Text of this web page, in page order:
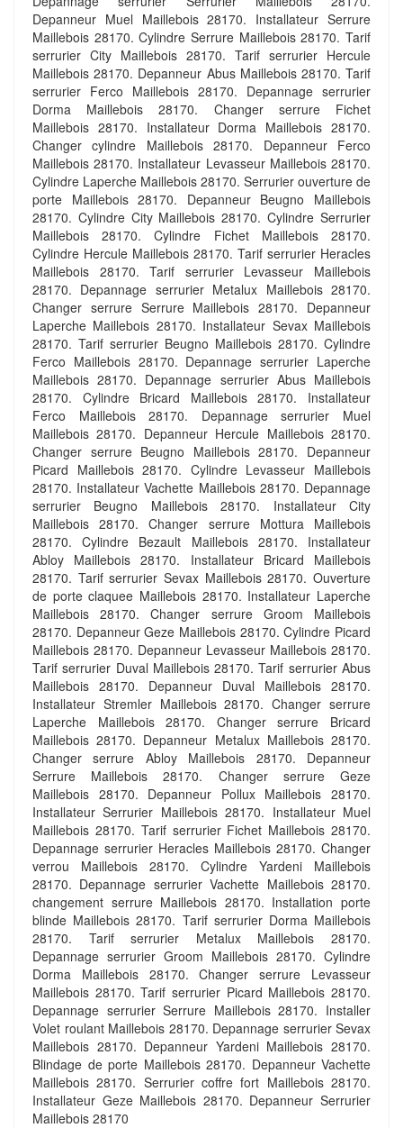
Depanneur Muel Maillebois 28170. Installateur Serrure
Maillebois 28170. Cylindre Serrure Maillebois 28170. Tarif
serrurier City Maillebois 28170. Tarif serrurier Hercule
Maillebois 28170. Depanneur Abus Maillebois 28170. Tarif
serrurier Ferco Maillebois 28170. Depannage serrurier
Dorma Maillebois 28170. Changer serrure Fichet
Maillebois 28170. Installateur Dorma Maillebois 28170.
Changer cylindre Maillebois 28170. Depanneur Ferco
Maillebois 28170. Installateur Levasseur Maillebois 28170.
Cylindre Laperche Maillebois 28170. Serrurier ouverture de
porte Maillebois 28170. Depanneur Beugno Maillebois
28170. Cylindre City Maillebois 28170. Cylindre Serrurier
Maillebois 28170. Cylindre Fichet Maillebois 28170.
Cylindre Hercule Maillebois 28170. Tarif serrurier Heracles
Maillebois 28170. Tarif serrurier Levasseur Maillebois
28170. Depannage serrurier Metalux Maillebois 28170.
Changer serrure Serrure Maillebois 28170. Depanneur
Laperche Maillebois 28170. Installateur Sevax Maillebois
28170. Tarif serrurier Beugno Maillebois 28170. Cylindre
Ferco Maillebois 28170. Depannage serrurier Laperche
Maillebois 28170. Depannage serrurier Abus Maillebois
28170. Cylindre Bricard Maillebois 28170. Installateur
Ferco Maillebois 28170. Depannage serrurier Muel
Maillebois 28170. Depanneur Hercule Maillebois 28170.
Changer serrure Beugno Maillebois 28170. Depanneur
Picard Maillebois 28170. Cylindre Levasseur Maillebois
28170. Installateur Vachette Maillebois 28170. Depannage
serrurier Beugno Maillebois 28170. Installateur City
Maillebois 28170. Changer serrure Mottura Maillebois
28170. Cylindre Bezault Maillebois 28170. Installateur
Abloy Maillebois 28170. Installateur Bricard Maillebois
28170. Tarif serrurier Sevax Maillebois 28170. Ouverture
de porte claquee Maillebois 28170. Installateur Laperche
Maillebois 28170. Changer serrure Groom Maillebois
28170. Depanneur Geze Maillebois 28170. Cylindre Picard
Maillebois 28170. Depanneur Levasseur Maillebois 28170.
Tarif serrurier Duval Maillebois 28170. Tarif serrurier Abus
Maillebois 28170. Depanneur Duval Maillebois 28170.
Installateur Stremler Maillebois 28170. Changer serrure
Laperche Maillebois 28170. Changer serrure Bricard
Maillebois 28170. Depanneur Metalux Maillebois 28170.
Changer serrure Abloy Maillebois 28170. Depanneur
Serrure Maillebois 28170. Changer serrure Geze
Maillebois 28170. Depanneur Pollux Maillebois 28170.
Installateur Serrurier Maillebois 28170. Installateur Muel
Maillebois 28170. Tarif serrurier Fichet Maillebois 28170.
Depannage serrurier Heracles Maillebois 28170. Changer
verrou Maillebois 28170. Cylindre Yardeni Maillebois
28170. Depannage serrurier Vachette Maillebois 28170.
changement serrure Maillebois 28170. Installation porte
blinde Maillebois 28170. Tarif serrurier Dorma Maillebois
28170. Tarif serrurier Metalux Maillebois 28170.
Depannage serrurier Groom Maillebois 28170. Cylindre
Dorma Maillebois 28170. Changer serrure Levasseur
Maillebois 28170. Tarif serrurier Picard Maillebois 28170.
Depannage serrurier Serrure Maillebois 28170. Installer
Volet roulant Maillebois 28170. Depannage serrurier Sevax
Maillebois 28170. Depanneur Yardeni Maillebois 28170.
Blindage de porte Maillebois 28170. Depanneur Vachette
Maillebois 28170. Serrurier coffre fort Maillebois 28170.
Installateur Geze Maillebois 28170. Depanneur Serrurier
Maillebois 28170